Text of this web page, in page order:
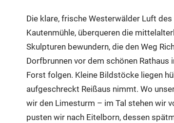
Die klare, frische Westerwälder Luft
Kautenmühle, überqueren die
Skulpturen bewundern, die den Weg
Dorfbrunnen vor dem schönen
Forst folgen. Kleine Bildstöcke liegen
aufgeschreckt Reißaus nimmt. Wo
wir den Limesturm – im Tal stehen wir
pusten wir nach Eitelborn, dessen